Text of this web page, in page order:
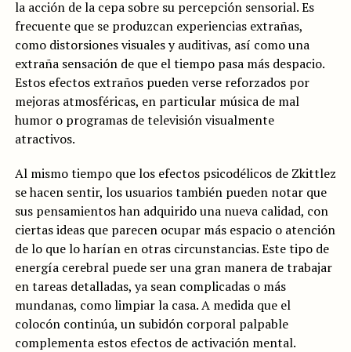
la acción de la cepa sobre su percepción sensorial. Es
frecuente que se produzcan experiencias extrañas,
como distorsiones visuales y auditivas, así como una
extraña sensación de que el tiempo pasa más despacio.
Estos efectos extraños pueden verse reforzados por
mejoras atmosféricas, en particular música de mal
humor o programas de televisión visualmente
atractivos.
Al mismo tiempo que los efectos psicodélicos de Zkittlez
se hacen sentir, los usuarios también pueden notar que
sus pensamientos han adquirido una nueva calidad, con
ciertas ideas que parecen ocupar más espacio o atención
de lo que lo harían en otras circunstancias. Este tipo de
energía cerebral puede ser una gran manera de trabajar
en tareas detalladas, ya sean complicadas o más
mundanas, como limpiar la casa. A medida que el
colocón continúa, un subidón corporal palpable
complementa estos efectos de activación mental.